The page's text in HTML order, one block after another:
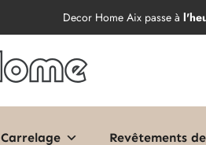
Decor Home Aix passe à
Carrelage Revêtements